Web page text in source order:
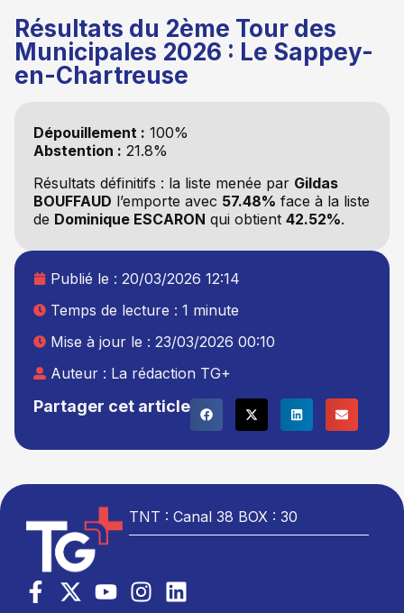
Résultats du 2ème Tour des
Municipales 2026 : Le Sappey-
en-Chartreuse
Dépouillement : 100%
Abstention : 21.8%
Résultats définitifs : la liste menée par Gildas
BOUFFAUD l’emporte avec 57.48% face à la liste
de Dominique ESCARON qui obtient 42.52%.
Partager cet article
Publié le : 20/03/2026 12:14
Temps de lecture : 1 minute
Mise à jour le : 23/03/2026 00:10
Auteur : La rédaction TG+
TNT : Canal 38 BOX : 30